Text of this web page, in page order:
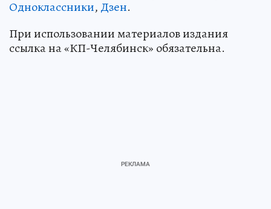
Одноклассники, Дзен.
При использовании материалов издания
ссылка на «КП-Челябинск» обязательна.